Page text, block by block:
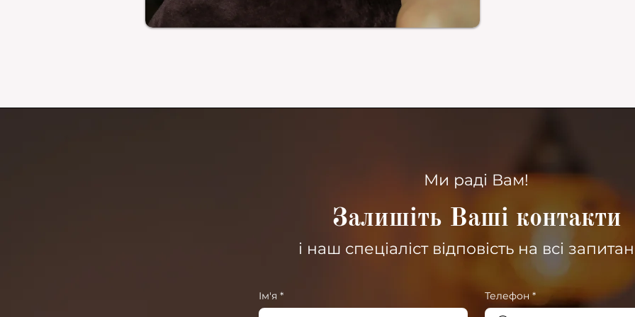
Ми раді Вам!
Залишіть Ваші контакти
і наш спеціаліст відповість на всі
Ім'я * Телефон *